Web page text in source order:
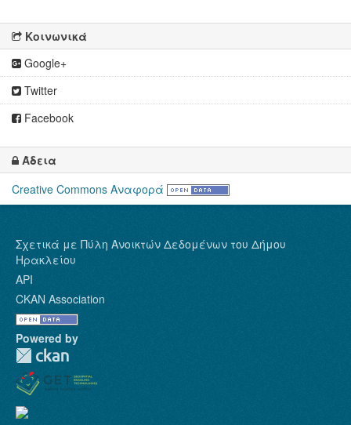
Κοινωνικά
Google+
Twitter
Facebook
Άδεια
Creative Commons Αναφορά
Σχετικά με Πύλη Ανοικτών Δεδομένων του Δήμου
Ηρακλείου
API
CKAN Association
Powered by